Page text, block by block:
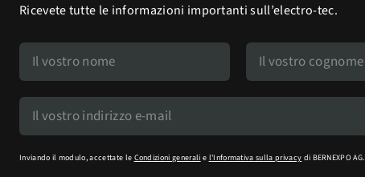
Ricevete tutte le informazioni importanti sull’electro-tec.
Inviando il modulo, accettate le Condizioni generali e l'Informativa sulla privacy di BERNEXPO AG.